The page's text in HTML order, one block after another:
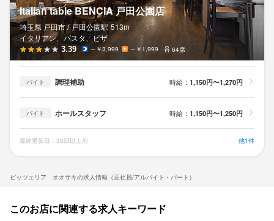
ピッツェリア オオサキの求人情報（正社員/アルバイト・パート）
Italian table BENCIA 戸田公園店
埼玉県 戸田市 / 戸田公園駅 513m
イタリアン、パスタ、ピザ
3.39 ～￥3,999 ～￥1,999 64席
バイト 調理補助 時給： 1,150円〜1,270円
バイト ホールスタッフ 時給： 1,150円〜1,250円
最終更新日：30日以上前 他1件
このお店に関連する求人キーワード